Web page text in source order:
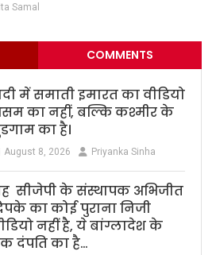
Samal
COMMENTS
में समाती इमारत का वीडियो
का नहीं, बल्कि कश्मीर के
का है।
August 8, 2026 Priyanka Sinha
सीजेपी के संस्थापक अभिजीत
का कोई पुराना निजी
नहीं है, ये बांग्लादेश के
दंपति का है…